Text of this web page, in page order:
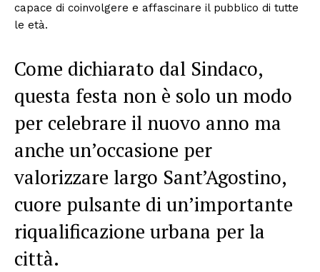
capace di coinvolgere e affascinare il pubblico di tutte
le età.
Come dichiarato dal Sindaco,
questa festa non è solo un modo
per celebrare il nuovo anno ma
anche un’occasione per
valorizzare largo Sant’Agostino,
cuore pulsante di un’importante
riqualificazione urbana per la
città.